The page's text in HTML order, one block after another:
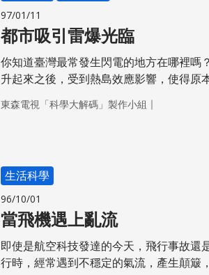
97/01/11
都市吸引雷爆光臨
你知道臺灣最常發生閃電的地方在哪裡嗎
升起來之後，受到熱島效應影響，使得原
擊發生的機率。
東森電視「科學大解碼」製作小組 ｜
生活科學
96/10/01
當飛機遇上亂流
即使是航空科技發達的今天，飛行事故還
行時，經常遇到不穩定的氣流，產生顛簸